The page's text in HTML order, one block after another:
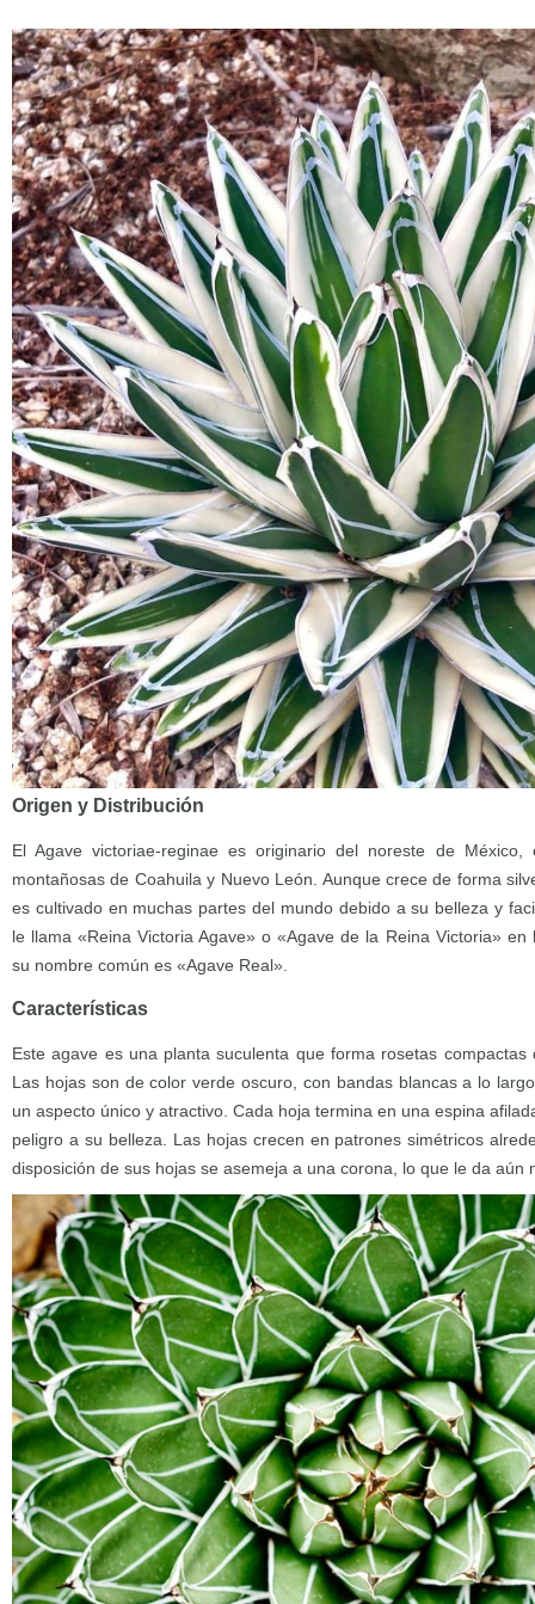
Origen y Distribución
El Agave victoriae-reginae es originario del noreste de México,
montañosas de Coahuila y Nuevo León. Aunque crece de forma
es cultivado en muchas partes del mundo debido a su belleza y
le llama «Reina Victoria Agave» o «Agave de la Reina Victoria»
su nombre común es «Agave Real».
Características
Este agave es una planta suculenta que forma rosetas
Las hojas son de color verde oscuro, con bandas blancas a lo
un aspecto único y atractivo. Cada hoja termina en una espina
peligro a su belleza. Las hojas crecen en patrones simétricos
disposición de sus hojas se asemeja a una corona, lo que le da aún